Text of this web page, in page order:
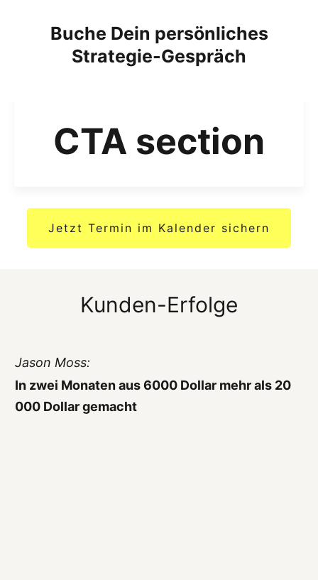
Buche Dein persönliches
Strategie-Gespräch
CTA section
Jetzt Termin im Kalender sichern
Kunden-Erfolge
Jason Moss:
In zwei Monaten aus 6000 Dollar mehr als 20
000 Dollar gemacht